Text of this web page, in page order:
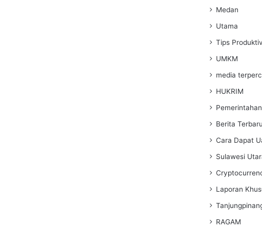
Medan
Utama
Tips
UMKM
media
HUKRIM
Pemerintahan
Berita Terbaru
Cara Dapat
Sulawesi
Laporan
RAGAM